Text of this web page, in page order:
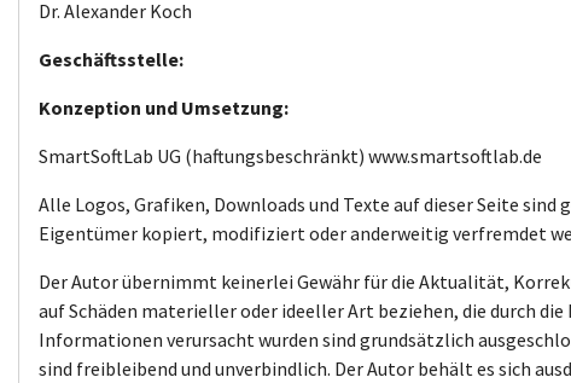
Dr. Alexander Koch
Geschäftsstelle:
Konzeption und Umsetzung:
SmartSoftLab UG (haftungsbeschränkt) www.smartsoftlab.de
Alle Logos, Grafiken, Downloads und Texte auf dieser Seite
Eigentümer kopiert, modifiziert oder anderweitig verfremdet
Der Autor übernimmt keinerlei Gewähr für die Aktualität,
auf Schäden materieller oder ideeller Art beziehen, die durch
Informationen verursacht wurden sind grundsätzlich
sind freibleibend und unverbindlich. Der Autor behält es sich